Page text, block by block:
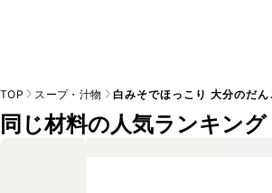
TOP スープ・汁物 白みそでほっこり 大分のだん
同じ材料の人気ランキング